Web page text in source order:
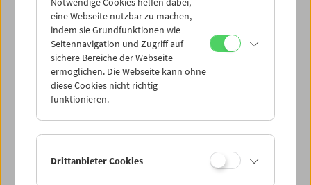
weiterer Bestandteil des Projekts.
Die gesamten Arbeitsergebnisse sind der
filmwissenschaftlichen Forschung und der interessierten
Öffentlichkeit auf der Webseite der Deutschen
Kinemathekonline zugänglich
Darstellung von Bewegtbild, Text- und Bildquellen
eröffnet den Internetnutzern einen individuell
Nutzbarmachung audiovisuellen Kulturguts auf.
eine Webseite nutzbar zu machen,
indem sie Grundfunktionen wie
Seitennavigation und Zugriff auf
sichere Bereiche der Webseite
ermöglichen. Die Webseite kann ohne
diese Cookies nicht richtig
funktionieren.
Drittanbieter Cookies